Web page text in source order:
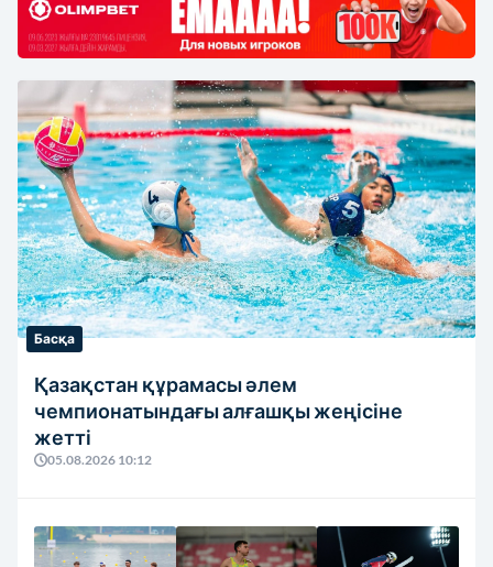
Басқа
Қазақстан құрамасы әлем
чемпионатындағы алғашқы жеңісіне
жетті
05.08.2026 10:12